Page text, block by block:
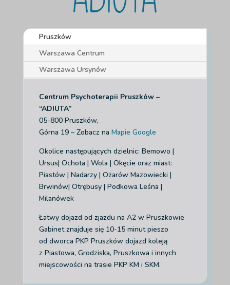
Pruszków
Warszawa Centrum
Warszawa Ursynów
Centrum Psychoterapii Pruszków –
“ADIUTA”
05-800 Pruszków,
Górna 19 – Zobacz na Mapie Google
Okolice następujących dzielnic: Bemowo |
Ursus| Ochota | Wola | Okęcie oraz miast:
Piastów | Nadarzy | Ożarów Mazowiecki |
Brwinów| Otrębusy | Podkowa Leśna |
Milanówek
Łatwy dojazd od zjazdu na A2 w Pruszkowie
Gabinet znajduje się 10-15 minut pieszo
od dworca PKP Pruszków dojazd koleją
z Piastowa, Grodziska, Pruszkowa i innych
miejscowości na trasie PKP KM i SKM.